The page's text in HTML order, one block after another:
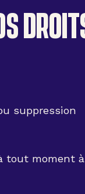
suppression
tout